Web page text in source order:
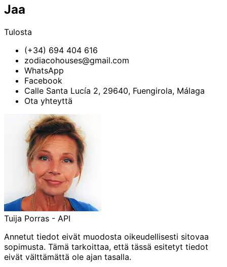
Jaa
Tulosta
(+34) 694 404 616
zodiacohouses@gmail.com
WhatsApp
Facebook
Calle Santa Lucía 2, 29640, Fuengirola, Málaga
Ota yhteyttä
Tuija Porras - API
Annetut tiedot eivät muodosta oikeudellisesti sitovaa
sopimusta. Tämä tarkoittaa, että tässä esitetyt tiedot
eivät välttämättä ole ajan tasalla.